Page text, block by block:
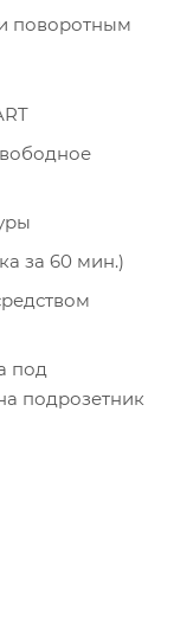
поворотным
за 60 мин.)
под
подрозетник